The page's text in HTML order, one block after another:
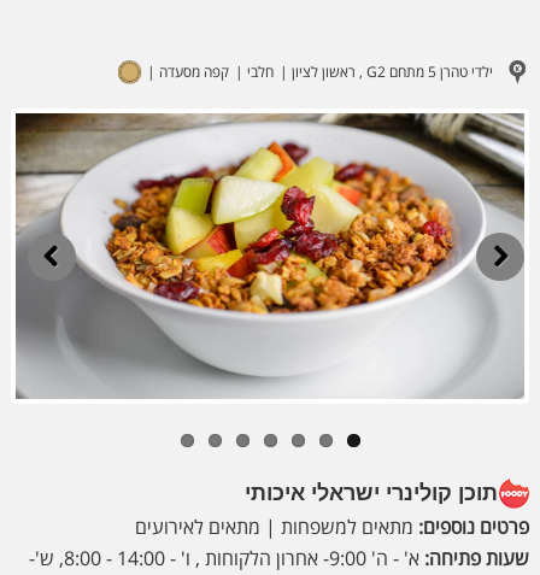
ילדי טהרן 5 מתחם G2 , ראשון לציון חלבי קפה מסעדה
Next
תוכן קולינרי ישראלי איכותי
פרטים נוספים: מתאים למשפחות | מתאים לאירועים
שעות פתיחה:
א' - ה' 9:00- אחרון הלקוחות , ו' - 14:00 - 8:00, ש'-